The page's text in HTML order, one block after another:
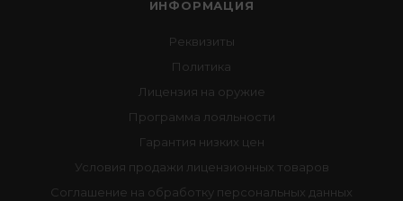
ИНФОРМАЦИЯ
Реквизиты
Политика
Лицензия на оружие
Программа лояльности
Гарантия низких цен
Условия продажи лицензионных товаров
Соглашение на обработку персональных данных